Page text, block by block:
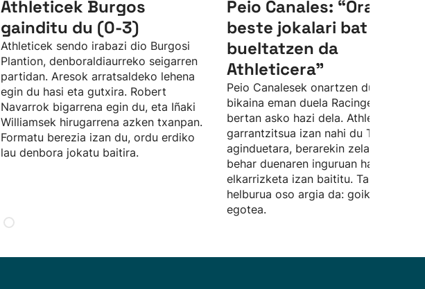
Athleticek Burgos
gainditu du (0-3)
Athleticek sendo irabazi dio Burgosi
Plantion, denboraldiaurreko seigarren
partidan. Aresok arratsaldeko lehena
egin du hasi eta gutxira. Robert
Navarrok bigarrena egin du, eta Iñaki
Williamsek hirugarrena azken txanpan.
Formatu berezia izan du, ordu erdiko
lau denbora jokatu baitira.
Peio Canales: “Orain
beste jokalari bat
bueltatzen da
Athleticera”
Peio Canalesek onartzen du urte
bikaina eman duela Racingen utzita,
bertan asko hazi dela. Athleticen
garrantzitsua izan nahi du Terzicen
aginduetara, berarekin zelaian egin
behar duenaren inguruan hainbat
elkarrizketa izan baititu. Taldearen
helburua oso argia da: goiko
egotea.